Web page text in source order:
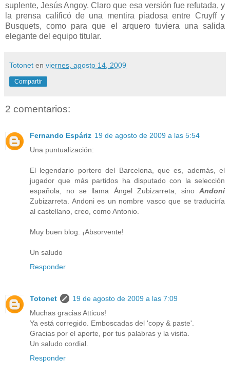
suplente, Jesús Angoy. Claro que esa versión fue refutada, y
la prensa calificó de una mentira piadosa entre Cruyff y
Busquets, como para que el arquero tuviera una salida
elegante del equipo titular.
Totonet en viernes, agosto 14, 2009
Compartir
2 comentarios:
Fernando Espáriz 19 de agosto de 2009 a las 5:54
Una puntualización:
El legendario portero del Barcelona, que es, además, el
jugador que más partidos ha disputado con la selección
española, no se llama Ángel Zubizarreta, sino Andoni
Zubizarreta. Andoni es un nombre vasco que se traduciría
al castellano, creo, como Antonio.
Muy buen blog. ¡Absorvente!
Un saludo
Responder
Totonet
19 de agosto de 2009 a las 7:09
Muchas gracias Atticus!
Ya está corregido. Emboscadas del 'copy & paste'.
Gracias por el aporte, por tus palabras y la visita.
Un saludo cordial.
Responder